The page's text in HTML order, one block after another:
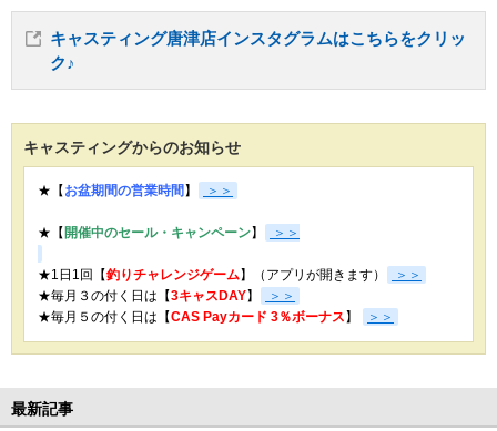
キャスティング唐津店インスタグラムはこちらをクリッ
ク♪
キャスティングからのお知らせ
★【 お盆期間の営業時間 】 ＞＞
★【 開催中のセール・キャンペーン】 ＞＞
★1日1回【釣りチャレンジゲーム】（アプリが開きます）
＞＞
★毎月３の付く日は【3キャスDAY】
＞＞
★毎月５の付く日は【CAS Payカード 3％ボーナス 】 ＞＞
最新記事